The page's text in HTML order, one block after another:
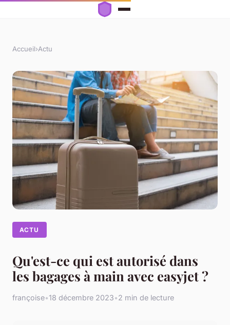
Accueil›Actu
ACTU
Qu'est-ce qui est autorisé dans
les bagages à main avec easyjet ?
françoise•18 décembre 2023•2 min de lecture